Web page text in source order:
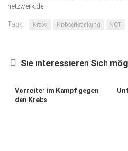
netzwerk.de
Tags: Krebs Krebserkrankung NCT
Sie interessieren Sich
Vorreiter im Kampf gegen
den Krebs